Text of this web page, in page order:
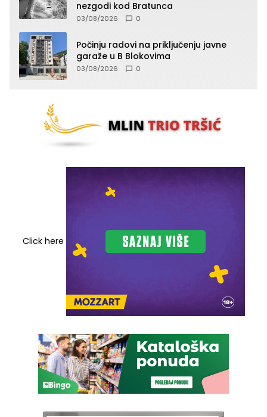
nezgodi kod Bratunca
03/08/2026 0
Počinju radovi na priključenju javne
garaže u B Blokovima
03/08/2026 0
Click here